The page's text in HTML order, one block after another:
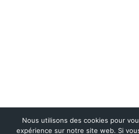
Nous utilisons des cookies pour
expérience sur notre site web. Si